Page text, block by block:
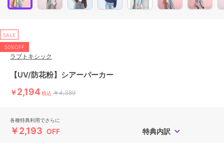
SALE
50%OFF
ラブトキシック
【UV/防花粉】シアーパーカー
￥2,194 税込 ￥4,389
各種特典利用でさらに
￥2,193 OFF 特典内訳